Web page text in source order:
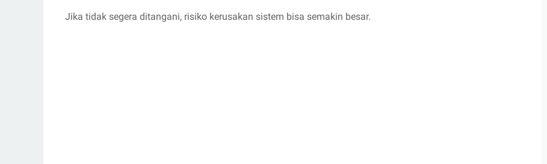
Jika tidak segera ditangani, risiko kerusakan sistem bisa semakin besar.